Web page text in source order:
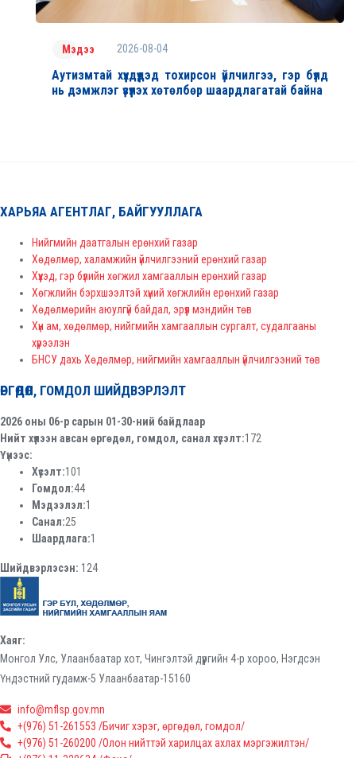
Мэдээ 2026-08-04
Аутизмтай хүүхдүүдэд тохирсон үйлчилгээ, гэр бүлд
нь дэмжлэг үзүүлэх хөтөлбөр шаардлагатай байна
ХАРЬЯА АГЕНТЛАГ, БАЙГУУЛЛАГА
Нийгмийн даатгалын ерөнхий газар
Хөдөлмөр, халамжийн үйлчилгээний ерөнхий газар
Хүүхэд, гэр бүлийн хөгжил хамгааллын ерөнхий газар
Хөгжлийн бэрхшээлтэй хүний хөгжлийн ерөнхий газар
Хөдөлмөрийн аюулгүй байдал, эрүүл мэндийн төв
Хүн ам, хөдөлмөр, нийгмийн хамгааллын сургалт, судалгааны
хүрээлэн
БНСУ дахь Хөдөлмөр, нийгмийн хамгааллын үйлчилгээний төв
ӨРГӨДӨЛ, ГОМДОЛ ШИЙДВЭРЛЭЛТ
2026 оны 06-р сарын 01-30-ний байдлаар
Нийт хүлээн авсан өргөдөл, гомдол, санал хүсэлт:172
Үүнээс:
Хүсэлт:101
Гомдол:44
Мэдээлэл:1
Санал:25
Шаардлага:1
Шийдвэрлэсэн: 124
Хаяг:
Монгол Улс, Улаанбаатар хот, Чингэлтэй дүүргийн 4-р хороо, Нэгдсэн
Үндэстний гудамж-5 Улаанбаатар-15160
info@mflsp.gov.mn
+(976) 51-261553 /Бичиг хэрэг, өргөдөл, гомдол/
+(976) 51-260200 /Олон нийттэй харилцах ахлах мэргэжилтэн/